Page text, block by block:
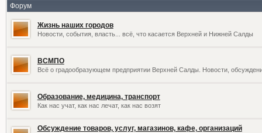
Форум
Жизнь наших городов
Новости, события, власть... всё, что касается Верхней и Нижней Салды
ВСМПО
Всё о градообразующем предприятии Верхней Салды. Новости,
Образование, медицина, транспорт
Как нас учат, как нас лечат, как нас возят
Обсуждение товаров, услуг, магазинов, кафе, организаций